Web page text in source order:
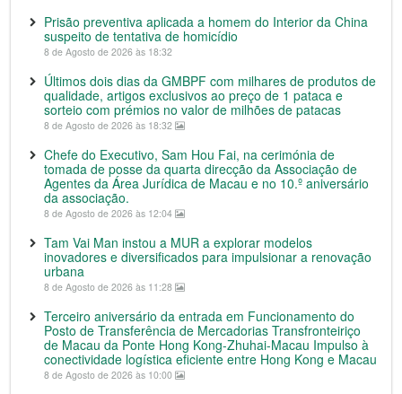
Prisão preventiva aplicada a homem do Interior da China
suspeito de tentativa de homicídio
8 de Agosto de 2026 às 18:32
Últimos dois dias da GMBPF com milhares de produtos de
qualidade, artigos exclusivos ao preço de 1 pataca e
sorteio com prémios no valor de milhões de patacas
8 de Agosto de 2026 às 18:32
Chefe do Executivo, Sam Hou Fai, na cerimónia de
tomada de posse da quarta direcção da Associação de
Agentes da Área Jurídica de Macau e no 10.º aniversário
da associação.
8 de Agosto de 2026 às 12:04
Tam Vai Man instou a MUR a explorar modelos
inovadores e diversificados para impulsionar a renovação
urbana
8 de Agosto de 2026 às 11:28
Terceiro aniversário da entrada em Funcionamento do
Posto de Transferência de Mercadorias Transfronteiriço
de Macau da Ponte Hong Kong-Zhuhai-Macau Impulso à
conectividade logística eficiente entre Hong Kong e Macau
8 de Agosto de 2026 às 10:00